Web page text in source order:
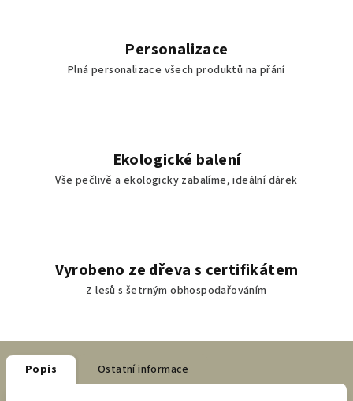
Personalizace
Plná personalizace všech produktů na přání
Ekologické balení
Vše pečlivě a ekologicky zabalíme, ideální dárek
Vyrobeno ze dřeva s certifikátem
Z lesů s šetrným obhospodařováním
Popis Ostatní informace